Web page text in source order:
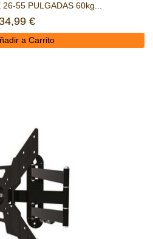
55 PULGADAS 60kg...
€
a Carrito